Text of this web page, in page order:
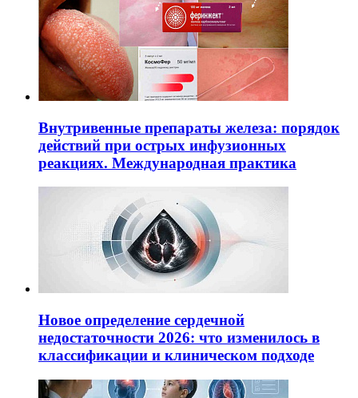
Внутривенные препараты железа: порядок
действий при острых инфузионных
реакциях. Международная практика
Новое определение сердечной
недостаточности 2026: что изменилось в
классификации и клиническом подходе